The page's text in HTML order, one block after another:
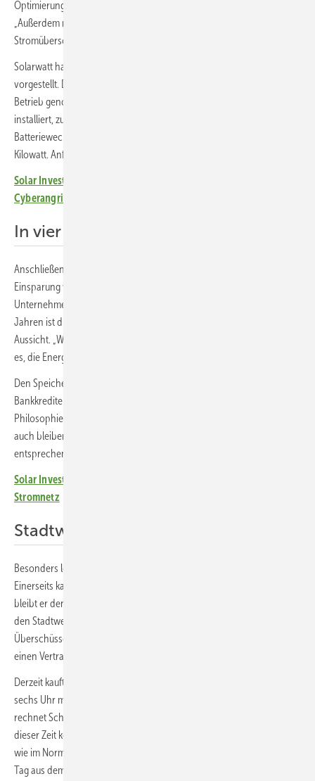
Optimierung des Eigenverbrauchs“, erläutert Jan Löper von Solarwatt.
„Außerdem nutzt der Speicher dynamische Stromtarife aus und kann
Stromüberschüsse handeln.“
Solarwatt hatte im Herbst 2025 sein neues Speichersystem für C&I
vorgestellt. Da war der Speicher in Görlitz bereits installiert und in
Betrieb genommen. Fünf Schränke mit je 261 Kilowattstunden wurde
installiert, zusammen 1,3 Megawattstunden. Fünf
Batteriewechselrichter mit je 125 Kilowatt Leistung ergeben 625
Kilowatt. Anfang Juli 2025 ging der Speicher in Betrieb.
Solar Investors Guide Podcast: Solaranlagen und Speicher gegen
Cyberangriffe schützen
In vier Jahren abbezahlt
Anschließend waren noch Anpassungen notwendig, aber die
Einsparung wurde bereits sichtbar: Im August kaufte das
Unternehmen nur noch 1.700 Kilowattstunden zu. „In drei bis vier
Jahren ist die komplette Anlage abbezahlt“, stellt Gerhard Schoch in
Aussicht. „Wir schauen uns die Verbräuche sehr genau an.“ Sein Ziel ist
es, die Energiekosten mittelfristig auf null zu drücken.
Den Speicher hat sein Unternehmen aus eigener Tasche bezahlt,
Bankkredite wurden nicht aufgenommen. „Das widerspräche unserer
Philosophie“, erklärt er. „Wir sind schuldenfrei und das wollen wir
auch bleiben. Die Investition haben wir rechtzeitig geplant und
entsprechende Mittel eingestellt.“
Solar Investors Guide E-Paper: Große Speichersysteme am
Stromnetz
Stadtwerke sehr kooperativ
Besonders lobt er die Zusammenarbeit mit den Stadtwerken Görlitz.
Einerseits kauft er heute deutlich weniger Strom ein. Andererseits
bleibt er den Stadtwerken als Kunde treu, denn „unsere Firma hat mit
den Stadtwerken einen Vertrag für die Direktvermarktung der
Überschüsse aus den Solaranlagen geschlossen. Und wir haben
einen Vertrag für dynamische Stromtarife.“
Derzeit kauft der Speicher den Netzstrom zwischen Mitternacht und
sechs Uhr morgens. „Dafür zahlen wir den Börsenpreis plus 0,5 Cent“,
rechnet Schoch vor. „Der Speicher wird bis 80 Prozent beladen. In
dieser Zeit kostet uns die Kilowattstunde nur zehn Cent, nicht 27 Cent
wie im Normaltarif. Dann versorgen wir unsere Produktion über den
Tag aus dem Speicher.“ Am Wochenende stehen die meisten